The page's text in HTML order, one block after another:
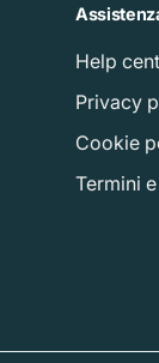
Help
Privacy
Cookie
Termini